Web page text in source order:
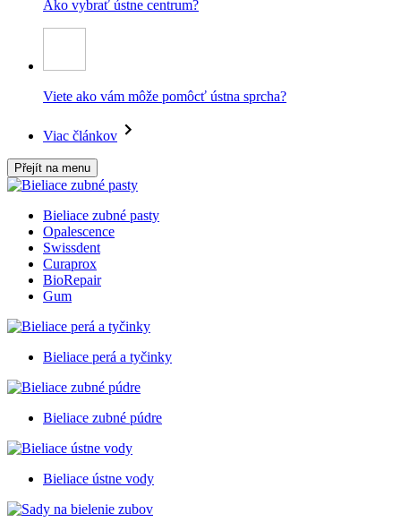
Ako vybrať ústne centrum?
Viete ako vám môže pomôcť ústna sprcha?
Viac článkov
Přejít na menu
Bieliace zubné pasty
Opalescence
Swissdent
Curaprox
BioRepair
Gum
Bieliace perá a tyčinky
Bieliace zubné púdre
Bieliace ústne vody